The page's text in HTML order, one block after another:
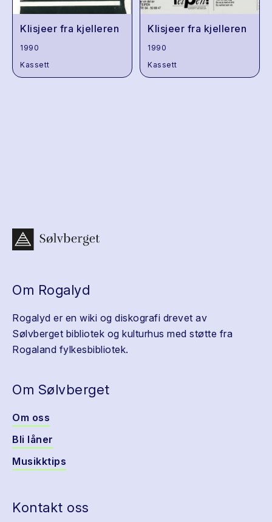
Klisjeer fra kjelleren
1990
Kassett
Klisjeer fra kjelleren
1990
Kassett
Om Rogalyd
Rogalyd er en wiki og diskografi drevet av
Sølvberget bibliotek og kulturhus med støtte fra
Rogaland fylkesbibliotek.
Om Sølvberget
Om oss
Bli låner
Musikktips
Kontakt oss